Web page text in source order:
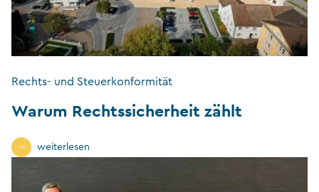
Rechts- und Steuerkonformität
Warum Rechtssicherheit zählt
weiterlesen